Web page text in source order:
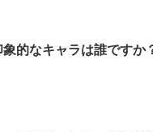
的なキャラは誰ですか